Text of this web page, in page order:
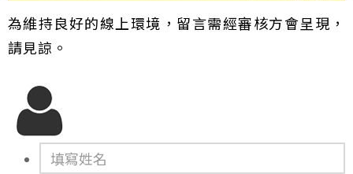
為維持良好的線上環境，留言需經審核方會呈現，
請見諒。